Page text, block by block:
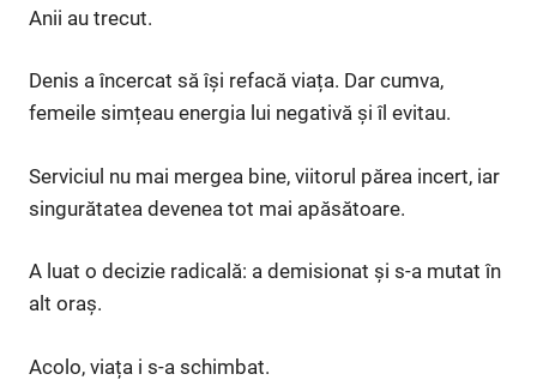
Anii au trecut.
Denis a încercat să își refacă viața. Dar cumva,
femeile simțeau energia lui negativă și îl evitau.
Serviciul nu mai mergea bine, viitorul părea incert, iar
singurătatea devenea tot mai apăsătoare.
A luat o decizie radicală: a demisionat și s-a mutat în
alt oraș.
Acolo, viața i s-a schimbat.